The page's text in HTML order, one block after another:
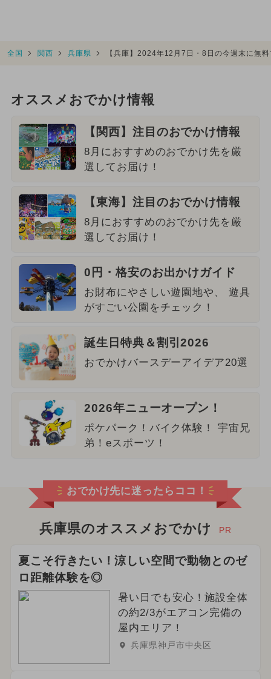
全国 関西 兵庫県 【兵庫】2024年12月7日・8日の今週末に無
オススメおでかけ情報
【関西】注目のおでかけ情報
8月におすすめのおでかけ先を厳
選してお届け！
【東海】注目のおでかけ情報
8月におすすめのおでかけ先を厳
選してお届け！
0円・格安のお出かけガイド
お財布にやさしい遊園地や、 遊具
がすごい公園をチェック！
誕生日特典＆割引2026
おでかけバースデーアイデア20選
2026年ニューオープン！
ポケパーク！バイク体験！ 宇宙兄
弟！eスポーツ！
おでかけ先に迷ったらココ！
兵庫県のオススメおでかけ PR
夏こそ行きたい！涼しい空間で動物とのゼ
ロ距離体験を◎
暑い日でも安心！施設全体
の約2/3がエアコン完備の
屋内エリア！
兵庫県神戸市中央区